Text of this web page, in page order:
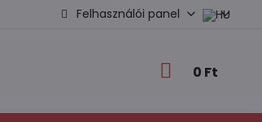
Felhasználói panel
0 Ft